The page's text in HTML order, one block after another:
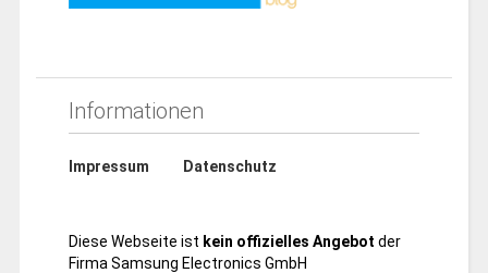
Informationen
Impressum Datenschutz
Diese Webseite ist kein offizielles Angebot der
Firma Samsung Electronics GmbH